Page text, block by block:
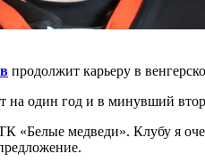
продолжит карьеру в
на один год и в минувший
«Белые медведи». Клубу я